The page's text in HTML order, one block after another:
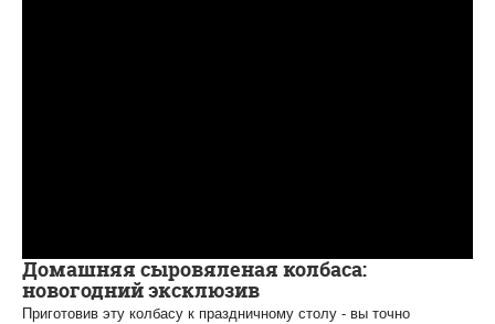
Домашняя сыровяленая колбаса:
новогодний эксклюзив
Приготовив эту колбасу к праздничному столу - вы точно